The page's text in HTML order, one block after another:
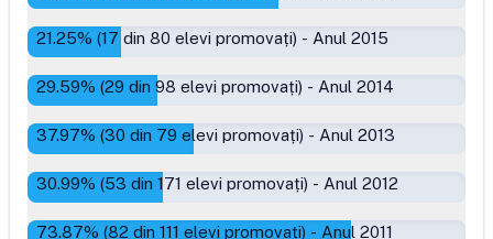
21.25% (17 din 80 elevi promovați) - Anul 2015
29.59% (29 din 98 elevi promovați) - Anul 2014
37.97% (30 din 79 elevi promovați) - Anul 2013
30.99% (53 din 171 elevi promovați) - Anul 2012
73.87% (82 din 111 elevi promovați) - Anul 2011